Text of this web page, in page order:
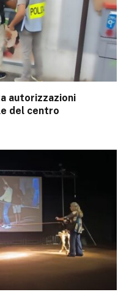
autorizzazioni
del centro